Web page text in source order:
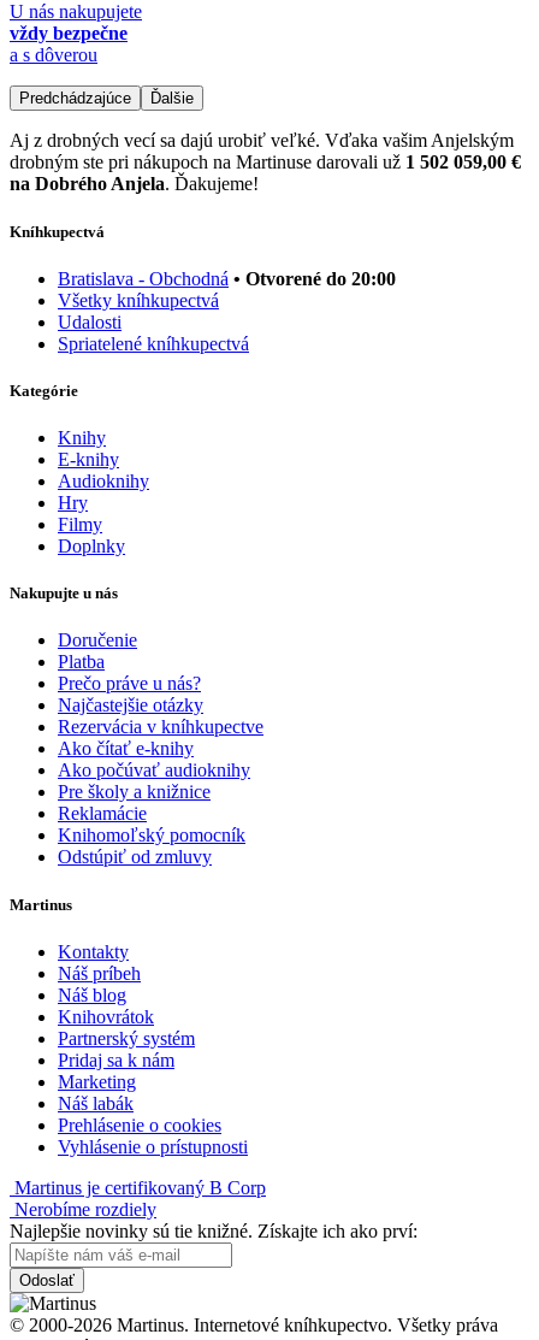
U nás nakupujete
vždy bezpečne
a s dôverou
Predchádzajúce Ďalšie
Aj z drobných vecí sa dajú urobiť veľké. Vďaka vašim Anjelským
drobným ste pri nákupoch na Martinuse darovali už 1 502 059,00 €
na Dobrého Anjela. Ďakujeme!
Kníhkupectvá
Bratislava - Obchodná • Otvorené do 20:00
Všetky kníhkupectvá
Udalosti
Spriatelené kníhkupectvá
Kategórie
Knihy
E-knihy
Audioknihy
Hry
Filmy
Doplnky
Nakupujte u nás
Doručenie
Platba
Prečo práve u nás?
Najčastejšie otázky
Rezervácia v kníhkupectve
Ako čítať e-knihy
Ako počúvať audioknihy
Pre školy a knižnice
Reklamácie
Knihomoľský pomocník
Odstúpiť od zmluvy
Martinus
Kontakty
Náš príbeh
Náš blog
Knihovrátok
Partnerský systém
Pridaj sa k nám
Marketing
Náš labák
Prehlásenie o cookies
Vyhlásenie o prístupnosti
Martinus je certifikovaný B Corp
Nerobíme rozdiely
Najlepšie novinky sú tie knižné. Získajte ich ako prví:
Odoslať
© 2000-2026 Martinus. Internetové kníhkupectvo. Všetky práva